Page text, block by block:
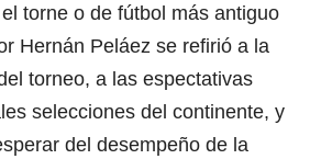
torne o de fútbol más antiguo
Hernán Peláez se refirió a la
torneo, a las espectativas
selecciones del continente, y
del desempeño de la